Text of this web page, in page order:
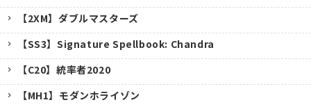
【2XM】ダブルマスターズ
【SS3】Signature Spellbook: Chandra
【C20】統率者2020
【MH1】モダンホライゾン